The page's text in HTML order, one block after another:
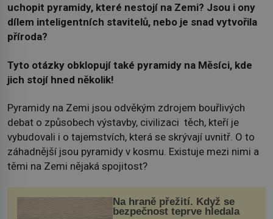
uchopit pyramidy, které nestojí na Zemi? Jsou i ony
dílem inteligentních stavitelů, nebo je snad vytvořila
příroda?
Tyto otázky obklopují také pyramidy na Měsíci, kde
jich stojí hned několik!
Pyramidy na Zemi jsou odvěkým zdrojem bouřlivých
debat o způsobech výstavby, civilizaci těch, kteří je
vybudovali i o tajemstvích, která se skrývají uvnitř. O to
záhadnější jsou pyramidy v kosmu. Existuje mezi nimi a
těmi na Zemi nějaká spojitost?
Na hraně přežití. Když se
bezpečnost teprve hledala